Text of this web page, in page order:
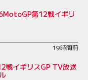
第12戦イギリ
19時間前
イギリスGP TV放送